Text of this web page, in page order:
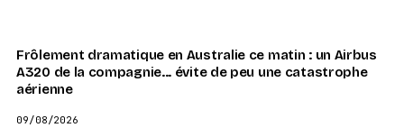
Frôlement dramatique en Australie ce matin : un Airbus
A320 de la compagnie... évite de peu une catastrophe
aérienne
09/08/2026